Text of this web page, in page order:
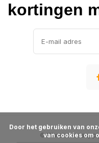
kortingen
©van cookies om